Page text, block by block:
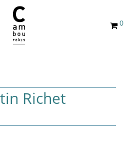
0
Richet